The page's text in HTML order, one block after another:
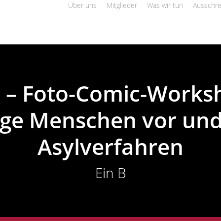
Über uns Mitglieder Was wir tun
– Foto-Comic-
Menschen vor
Asylverfahren
Ein B